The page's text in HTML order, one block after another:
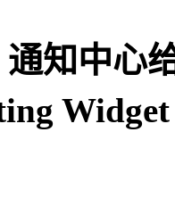
知中心
Widget